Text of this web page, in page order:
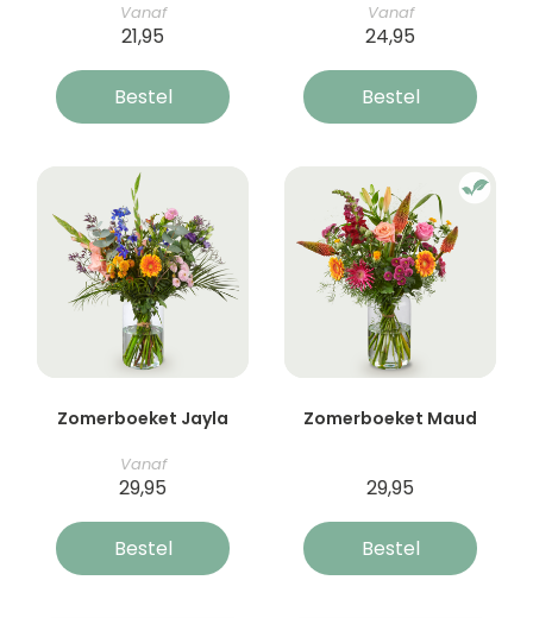
Vanaf
21,95
Bestel
Vanaf
24,95
Bestel
Zomerboeket Jayla
Vanaf
29,95
Bestel
Zomerboeket Maud
29,95
Bestel